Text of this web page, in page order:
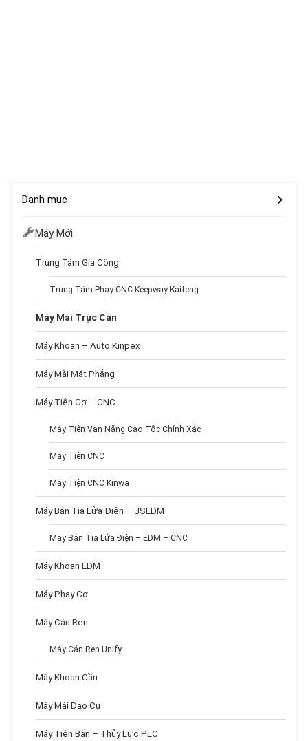
Danh mục
Máy Mới
Trung Tâm Gia Công
Trung Tâm Phay CNC Keepway Kaifeng
Máy Mài Trục Cán
Máy Khoan – Auto Kinpex
Máy Mài Mặt Phẳng
Máy Tiện Cơ – CNC
Máy Tiện Vạn Năng Cao Tốc Chính Xác
Máy Tiện CNC
Máy Tiện CNC Kinwa
Máy Bắn Tia Lửa Điện – JSEDM
Máy Bắn Tia Lửa Điện – EDM – CNC
Máy Khoan EDM
Máy Phay Cơ
Máy Cán Ren
Máy Cán Ren Unify
Máy Khoan Cần
Máy Mài Dao Cụ
Máy Tiện Bàn – Thủy Lực PLC